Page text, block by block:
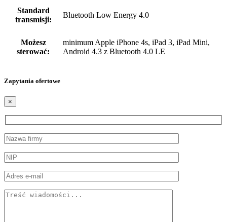
Standard
transmisji:
Bluetooth Low Energy 4.0
Możesz
sterować:
minimum Apple iPhone 4s, iPad 3, iPad Mini,
Android 4.3 z Bluetooth 4.0 LE
Zapytania ofertowe
×